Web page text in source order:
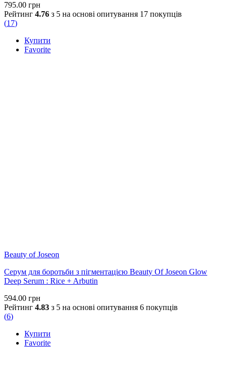
795.00 грн
Рейтинг 4.76 з 5 на основі опитування 17 покупців
(17)
Купити
Favorite
Beauty of Joseon
Серум для боротьби з пігментацією Beauty Of Joseon Glow
Deep Serum : Rice + Arbutin
594.00 грн
Рейтинг 4.83 з 5 на основі опитування 6 покупців
(6)
Купити
Favorite